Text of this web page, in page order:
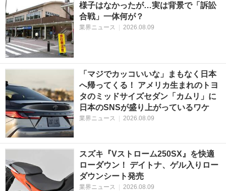
様子はなかったが…実は背景で「訴訟
合戦」一体何が？
業界ニュース 2026.08.09
「マジでカッコいいな」まもなく日本
へ帰ってくる！ アメリカ生まれのトヨ
タのミッドサイズセダン「カムリ」に
日本のSNSが盛り上がっているワケ
業界ニュース 2026.08.09
スズキ『Vストローム250SX』を快適
ローダウン！ デイトナ、ゲル入りロー
ダウンシート発売
業界ニュース 2026.08.09